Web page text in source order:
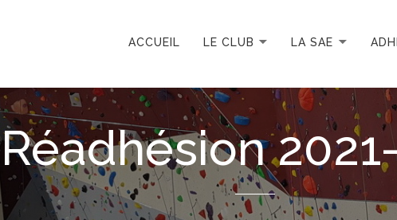
ACCUEIL LE CLUB LA SAE
Réadhésion